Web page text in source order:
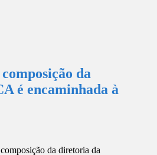
da
é encaminhada à